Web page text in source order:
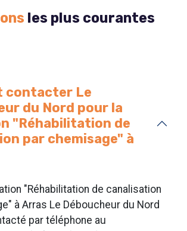
les plus courantes
contacter Le
du Nord pour la
"Réhabilitation de
par chemisage" à
"Réhabilitation de canalisation
à Arras Le Déboucheur du Nord
par téléphone au